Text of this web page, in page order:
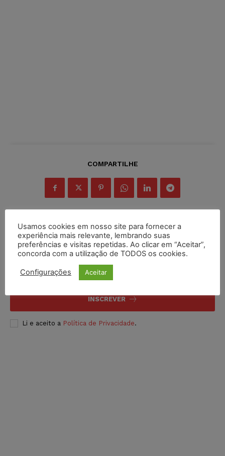
COMPARTILHE
Inscreva-se
INSCREVER
Li e aceito a Política de Privacidade.
Usamos cookies em nosso site para fornecer a
experiência mais relevante, lembrando suas
preferências e visitas repetidas. Ao clicar em “Aceitar”,
concorda com a utilização de TODOS os cookies.
Configurações Aceitar